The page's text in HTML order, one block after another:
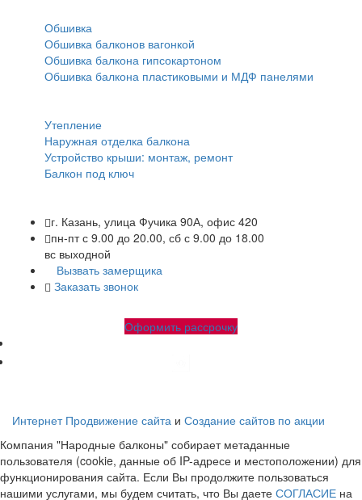
Обшивка
Обшивка балконов вагонкой
Обшивка балкона гипсокартоном
Обшивка балкона пластиковыми и МДФ панелями
Утепление
Наружная отделка балкона
Устройство крыши: монтаж, ремонт
Балкон под ключ
г. Казань, улица Фучика 90А, офис 420
пн-пт с 9.00 до 20.00, сб с 9.00 до 18.00
вс выходной
Вызвать замерщика
Заказать звонок
Оформить рассрочку
Интернет Продвижение сайта и Создание сайтов по акции
Компания "Народные балконы" собирает метаданные
пользователя (cookie, данные об IP-адресе и местоположении) для
функционирования сайта. Если Вы продолжите пользоваться
нашими услугами, мы будем считать, что Вы даете СОГЛАСИЕ на